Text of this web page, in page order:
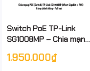
Switch PoE TP-Link
SG1008MP – Chia mạng
PoE+ | Tổng công suất
1.950.000₫